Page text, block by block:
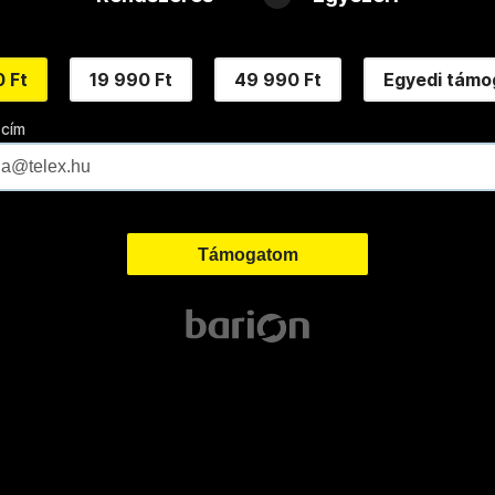
Ft 19 990 Ft 49 990 Ft Egyedi